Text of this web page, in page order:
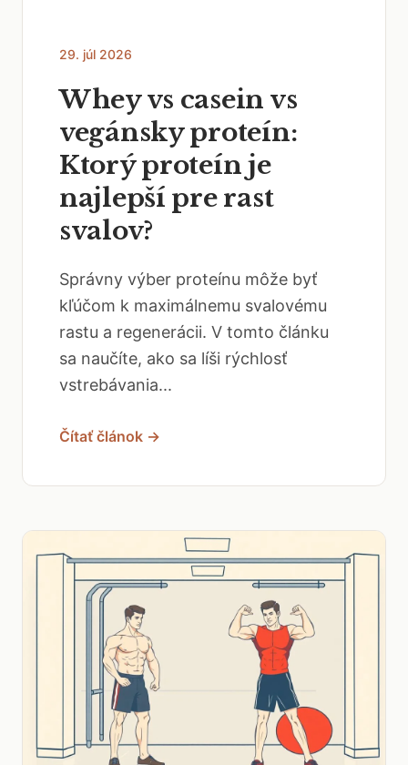
29. júl 2026
Whey vs casein vs
vegánsky proteín:
Ktorý proteín je
najlepší pre rast
svalov?
Správny výber proteínu môže byť
kľúčom k maximálnemu svalovému
rastu a regenerácii. V tomto článku
sa naučíte, ako sa líši rýchlosť
vstrebávania...
Čítať článok →